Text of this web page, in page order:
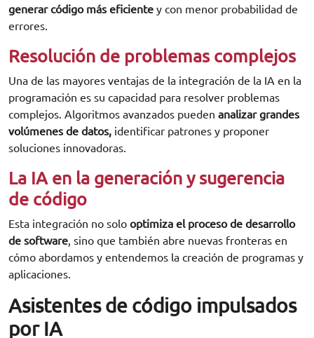
generar código más eficiente y con menor probabilidad de
errores.
Resolución de problemas complejos
Una de las mayores ventajas de la integración de la IA en la
programación es su capacidad para resolver problemas
complejos. Algoritmos avanzados pueden analizar grandes
volúmenes de datos, identificar patrones y proponer
soluciones innovadoras.
La IA en la generación y sugerencia
de código
Esta integración no solo optimiza el proceso de desarrollo
de software, sino que también abre nuevas fronteras en
cómo abordamos y entendemos la creación de programas y
aplicaciones.
Asistentes de código impulsados
por IA